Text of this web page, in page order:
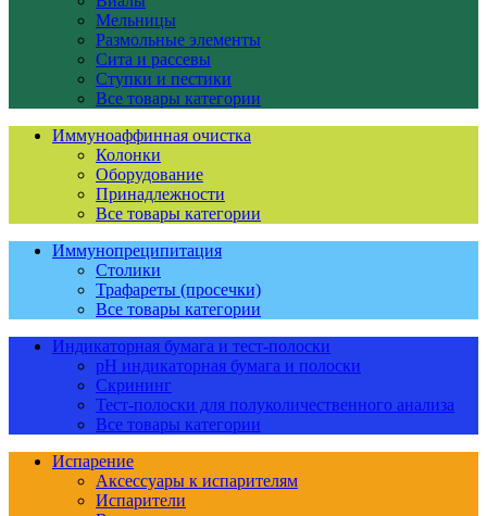
Мельницы
Размольные элементы
Сита и рассевы
Ступки и пестики
Все товары категории
Иммуноаффинная очистка
Колонки
Оборудование
Принадлежности
Все товары категории
Иммунопреципитация
Столики
Трафареты (просечки)
Все товары категории
Индикаторная бумага и тест-полоски
pH индикаторная бумага и полоски
Скрининг
Тест-полоски для полуколичественного анализа
Все товары категории
Испарение
Аксессуары к испарителям
Испарители